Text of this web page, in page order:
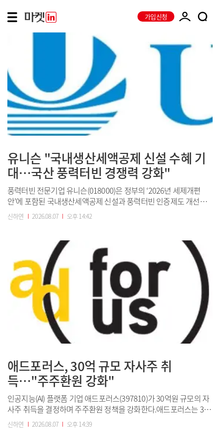
가입신청
유니슨 "국내생산세액공제 신설 수혜 기
대…국산 풍력터빈 경쟁력 강화"
풍력터빈 전문기업 유니슨(018000)은 정부의 ‘2026년 세제개편
안’에 포함된 국내생산세액공제 신설과 풍력터빈 인증제도 개선으
로 성장 기반이 확대될 전망이라고 7일 밝혔다.최근 정부가 발표한
세제개편안에는 국내에서 핵심 공정을 거쳐 생산·판매한 풍력발전
내생산세액공제 제도가 담겼다. 연구개...
신하연 I 2026.08.07 I 오후 14:42
애드포러스, 30억 규모 자사주 취
득…"주주환원 강화"
인공지능(AI) 플랫폼 기업 애드포러스(397810)가 30억원 규모의 자
사주 취득을 결정하며 주주환원 정책을 강화한다.애드포러스는 30
억원 규모 자기주식 취득 신탁계약을 체결했다고 7일 공시했다.신탁
계약 기간은 이날부터 2027년 5월 7일까지다. 취득 예정 가격은 주
신하연 I 2026.08.07 I 오후 14:39